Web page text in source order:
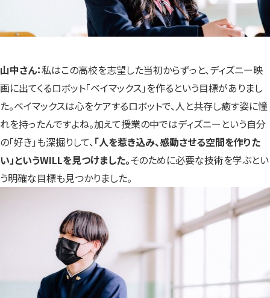
山中さん：私はこの高校を志望した当初からずっと、ディズニー映
画に出てくるロボット「ベイマックス」を作るという目標がありまし
た。ベイマックスは心をケアするロボットで、人と共存し癒す姿に憧
れを持ったんですよね。加えて授業の中ではディズニーという自分
の「好き」も深掘りして、「人を惹き込み、感動させる空間を作りた
い」というWILLを見つけました。そのために必要な技術を学ぶとい
う明確な目標も見つかりました。